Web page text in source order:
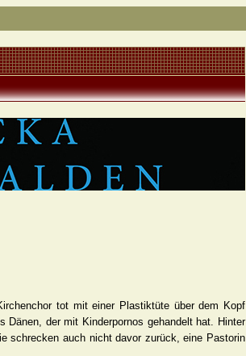
tot mit einer Plastiktüte über dem Kopf
der mit Kinderpornos gehandelt hat. Hinter
schrecken auch nicht davor zurück, eine Pastorin